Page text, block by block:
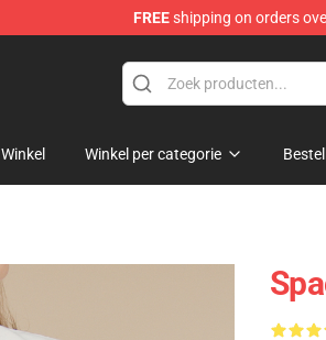
FREEshipping on orders
Winkel Winkel per categorie